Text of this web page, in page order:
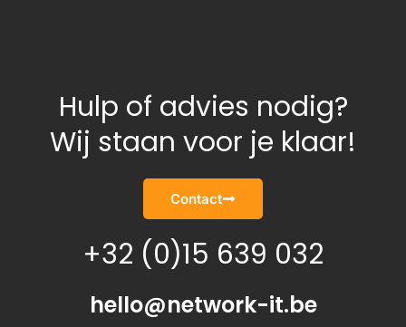
Hulp of advies nodig?
Wij staan voor je klaar!
Contact
+32 (0)15 639 032
hello@network-it.be